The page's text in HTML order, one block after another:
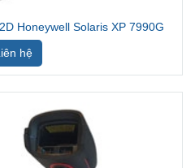
Honeywell Solaris XP 7990G
hệ